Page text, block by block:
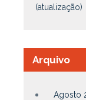
(atualização)
Arquivo
Agosto